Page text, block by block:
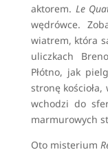
aktorem. Le
wędrówce.
wiatrem, która
uliczkach
Płótno, jak
stronę
wchodzi do
marmurowych
Oto misterium